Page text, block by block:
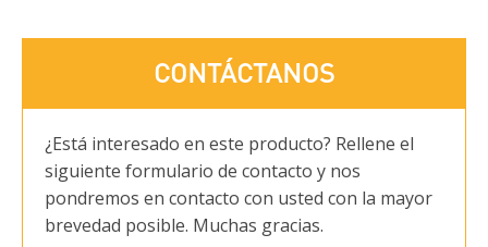
CONTÁCTANOS
¿Está interesado en este producto? Rellene el
siguiente formulario de contacto y nos
pondremos en contacto con usted con la mayor
brevedad posible. Muchas gracias.